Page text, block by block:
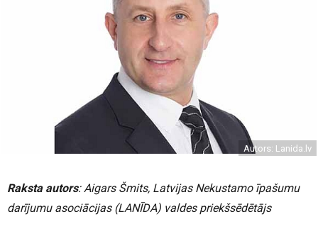
Autors: Lanida.lv
Raksta autors: Aigars Šmits, Latvijas Nekustamo īpašumu
darījumu asociācijas (LANĪDA) valdes priekšsēdētājs